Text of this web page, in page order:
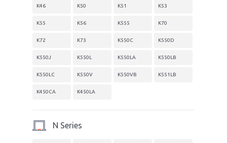
K46 K50 K51 K53
K55 K56 K555 K70
K72 K73 K550C K550D
K550J K550L K550LA K550LB
K550LC K550V K550VB K551LB
K450CA K450LA
N Series